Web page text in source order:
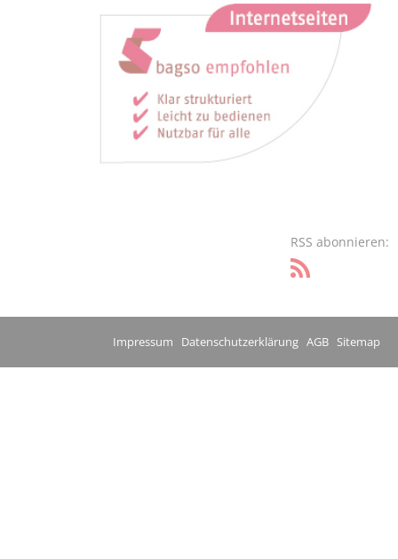
RSS abonnieren:
Impressum Datenschutzerklärung AGB Sitemap